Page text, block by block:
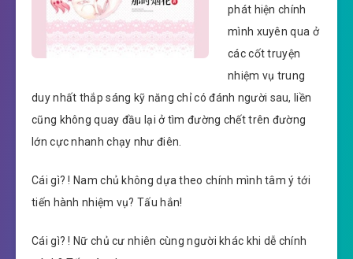
phát hiện chính
mình xuyên qua ở
các cốt truyện
nhiệm vụ trung
duy nhất thắp sáng kỹ năng chỉ có đánh người sau, liền
cũng không quay đầu lại ở tìm đường chết trên đường
lớn cực nhanh chạy như điên.
Cái gì? ! Nam chủ không dựa theo chính mình tâm ý tới
tiến hành nhiệm vụ? Tấu hắn!
Cái gì? ! Nữ chủ cư nhiên cùng người khác khi dễ chính